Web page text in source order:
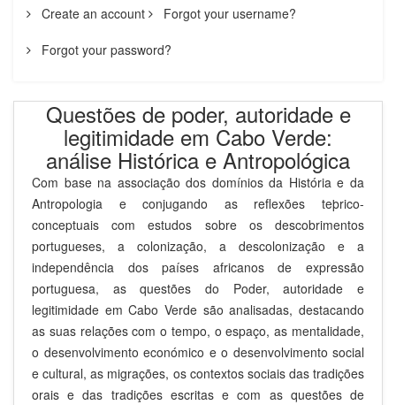
Create an account Forgot your username?
Forgot your password?
Questões de poder, autoridade e
legitimidade em Cabo Verde:
análise Histórica e Antropológica
Com base na associação dos domínios da História e da
Antropologia e conjugando as reflexões teþrico-
conceptuais com estudos sobre os descobrimentos
portugueses, a colonização, a descolonização e a
independência dos países africanos de expressão
portuguesa, as questões do Poder, autoridade e
legitimidade em Cabo Verde são analisadas, destacando
as suas relações com o tempo, o espaço, as mentalidade,
o desenvolvimento económico e o desenvolvimento social
e cultural, as migrações, os contextos sociais das tradições
orais e das tradições escritas e com as questões de